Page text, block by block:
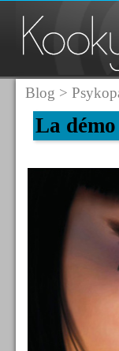
Blog >
La